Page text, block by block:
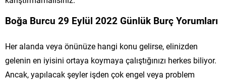
Boğa Burcu 29 Eylül 2022 Günlük Burç Yorumları
Her alanda veya önünüze hangi konu gelirse, elinizden
gelenin en iyisini ortaya koymaya çalıştığınızı herkes biliyor.
Ancak, yapılacak şeyler işden çok engel veya problem